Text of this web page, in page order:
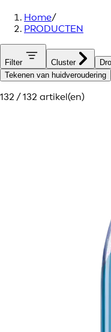
Home/
PRODUCTEN
Filter Cluster
Tekenen van huidveroudering
132 / 132 artikel(en)